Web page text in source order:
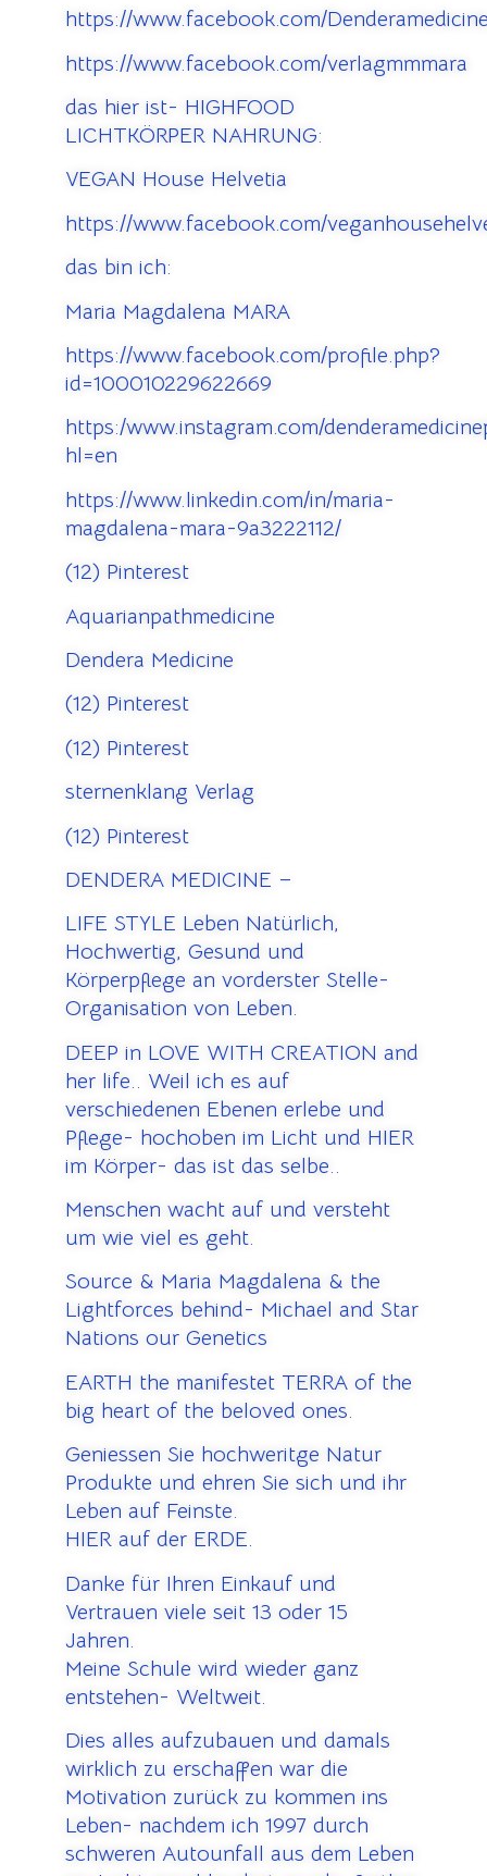
https://www.facebook.com/
https://www.facebook.com/verlagmmmara
das hier ist- HIGHFOOD
LICHTKÖRPER NAHRUNG:
VEGAN House Helvetia
https://www.facebook.com/
das bin ich:
Maria Magdalena MARA
https://www.facebook.com/profile.php?
id=100010229622669
https:/www.instagram.com/
hl=en
https://www.linkedin.com/in/maria-
magdalena-mara-9a3222112/
(12) Pinterest
Aquarianpathmedicine
Dendera Medicine
(12) Pinterest
(12) Pinterest
sternenklang Verlag
(12) Pinterest
DENDERA MEDICINE –
LIFE STYLE Leben Natürlich,
Hochwertig, Gesund und
Körperpflege an vorderster Stelle-
Organisation von Leben.
DEEP in LOVE WITH CREATION and
her life.. Weil ich es auf
verschiedenen Ebenen erlebe und
Pflege- hochoben im Licht und HIER
im Körper- das ist das selbe..
Menschen wacht auf und versteht
um wie viel es geht.
Source & Maria Magdalena & the
Lightforces behind- Michael and Star
Nations our Genetics
EARTH the manifestet TERRA of the
big heart of the beloved ones.
Geniessen Sie hochweritge Natur
Produkte und ehren Sie sich und ihr
Leben auf Feinste.
HIER auf der ERDE.
Danke für Ihren Einkauf und
Vertrauen viele seit 13 oder 15
Jahren.
Meine Schule wird wieder ganz
entstehen- Weltweit.
Dies alles aufzubauen und damals
wirklich zu erschaffen war die
Motivation zurück zu kommen ins
Leben- nachdem ich 1997 durch
schweren Autounfall aus dem Leben